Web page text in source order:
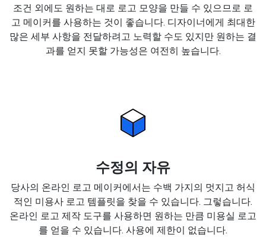
조건 외에도 원하는 대로 로고 모양을 만들 수 있으므로 로
고 메이커를 사용하는 것이 좋습니다. 디자이너에게 최대한
많은 세부 사항을 전달하려고 노력할 수도 있지만 원하는 결
과를 얻지 못할 가능성은 여전히 높습니다.
수정의 자유
당사의 온라인 로고 메이커에서는 수백 가지의 멋지고 허식
적인 미용사 로고 템플릿을 찾을 수 있습니다. 그렇습니다.
온라인 로고 제작 도구를 사용하면 원하는 만큼 미용실 로고
를 얻을 수 있습니다. 사용에 제한이 없습니다.